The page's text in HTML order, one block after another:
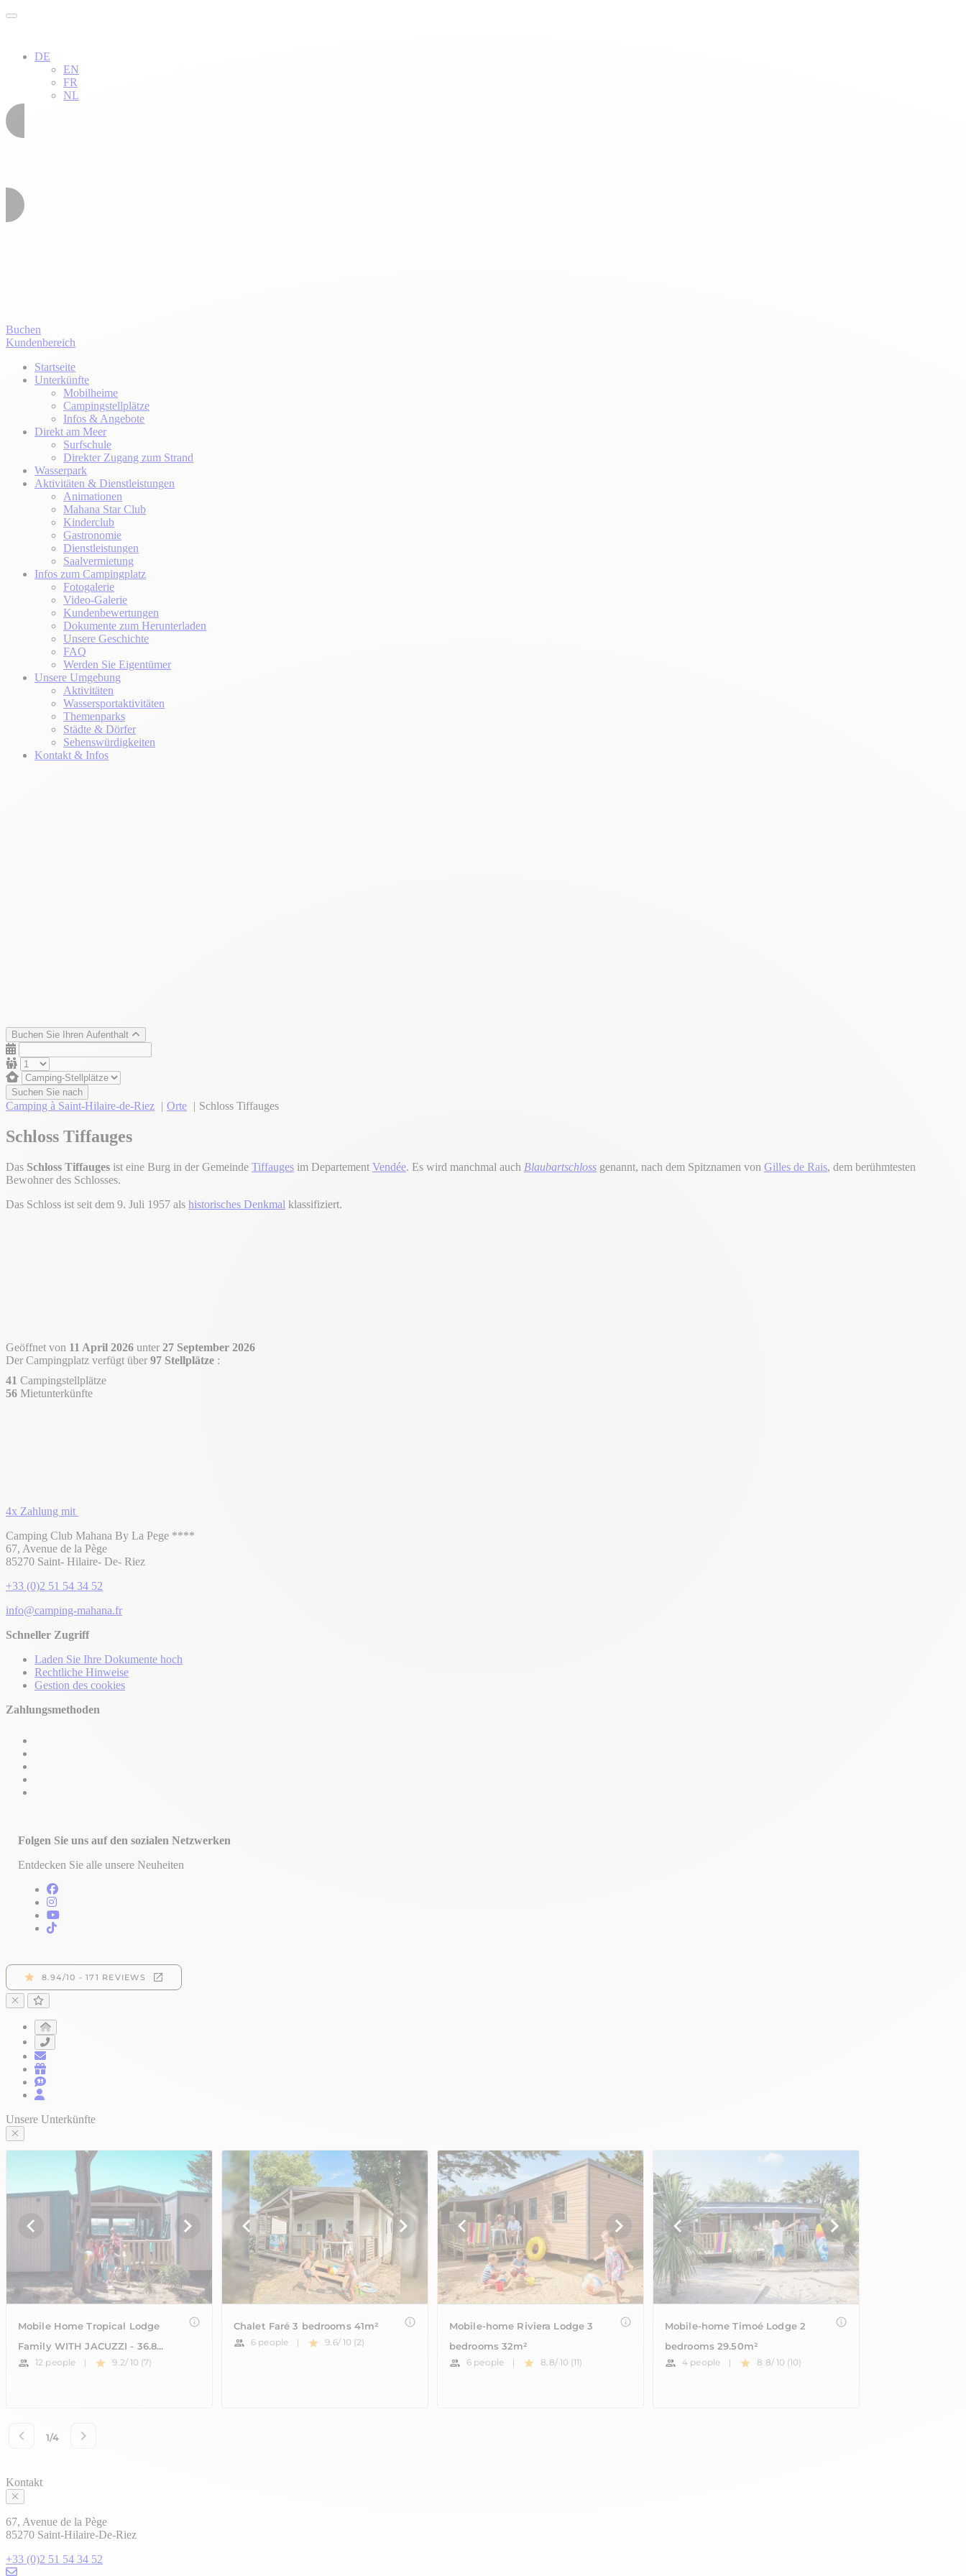
DE
EN
FR
NL
Buchen
Kundenbereich
Startseite
Unterkünfte
Mobilheime
Campingstellplätze
Infos & Angebote
Direkt am Meer
Surfschule
Direkter Zugang zum Strand
Wasserpark
Aktivitäten & Dienstleistungen
Animationen
Mahana Star Club
Kinderclub
Gastronomie
Dienstleistungen
Saalvermietung
Infos zum Campingplatz
Fotogalerie
Video-Galerie
Kundenbewertungen
Dokumente zum Herunterladen
Unsere Geschichte
FAQ
Werden Sie Eigentümer
Unsere Umgebung
Aktivitäten
Wassersportaktivitäten
Themenparks
Städte & Dörfer
Sehenswürdigkeiten
Kontakt & Infos
Buchen Sie Ihren Aufenthalt
Suchen Sie nach
Camping à Saint-Hilaire-de-Riez Orte Schloss Tiffauges
Schloss Tiffauges
Das Schloss Tiffauges ist eine Burg in der Gemeinde Tiffauges im Departement Vendée. Es wird manchmal auch Blaubartschloss genannt, nach dem Spitznamen von Gilles de Rais, dem berühmtesten
Bewohner des Schlosses.
Das Schloss ist seit dem 9. Juli 1957 als historisches Denkmal klassifiziert.
Geöffnet von 11 April 2026 unter 27 September 2026
Der Campingplatz verfügt über 97 Stellplätze :
41 Campingstellplätze
56 Mietunterkünfte
4x Zahlung mit
Camping Club Mahana By La Pege ****
67, Avenue de la Pège
85270 Saint- Hilaire- De- Riez
+33 (0)2 51 54 34 52
info@camping-mahana.fr
Schneller Zugriff
Laden Sie Ihre Dokumente hoch
Rechtliche Hinweise
Gestion des cookies
Zahlungsmethoden
Folgen Sie uns auf den sozialen Netzwerken
Entdecken Sie alle unsere Neuheiten
Unsere Unterkünfte
Kontakt
67, Avenue de la Pège
85270 Saint-Hilaire-De-Riez
+33 (0)2 51 54 34 52